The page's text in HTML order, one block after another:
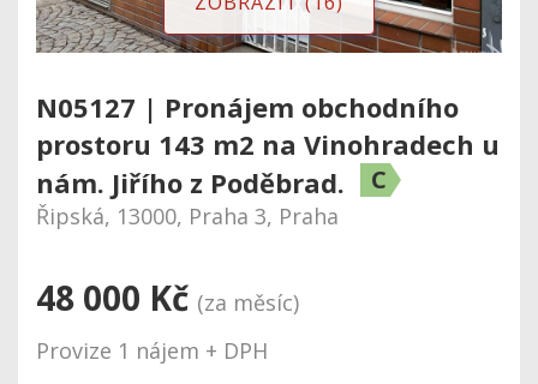
N05127 | Pronájem obchodního
prostoru 143 m2 na Vinohradech u
nám. Jiřího z Poděbrad.
C
Řipská, 13000, Praha 3, Praha
48 000 Kč (za měsíc)
Provize 1 nájem + DPH